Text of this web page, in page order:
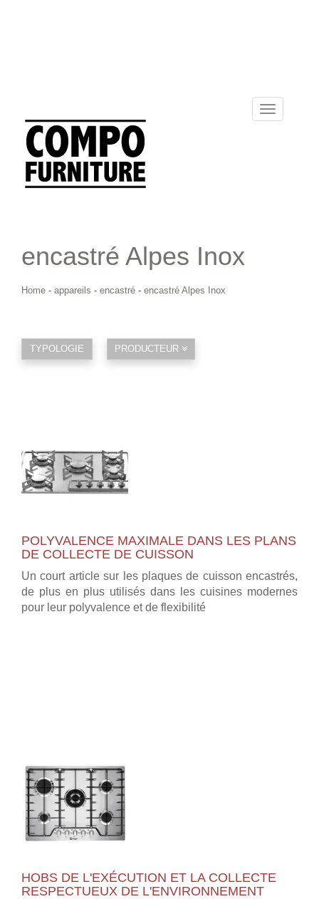
Toggle
navigation
encastré Alpes Inox
Home - appareils - encastré - encastré Alpes Inox
TYPOLOGIE PRODUCTEUR
POLYVALENCE MAXIMALE DANS LES PLANS
DE COLLECTE DE CUISSON
Un court article sur les plaques de cuisson encastrés,
de plus en plus utilisés dans les cuisines modernes
pour leur polyvalence et de flexibilité
HOBS DE L'EXÉCUTION ET LA COLLECTE
RESPECTUEUX DE L'ENVIRONNEMENT